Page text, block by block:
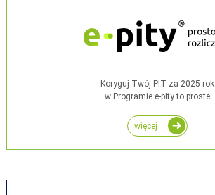
Koryguj Twój PIT za 2025 rok
w Programie e-pity to proste
więcej